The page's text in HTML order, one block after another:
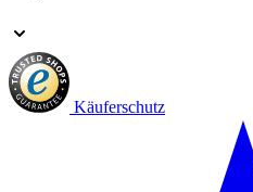
Käuferschutz